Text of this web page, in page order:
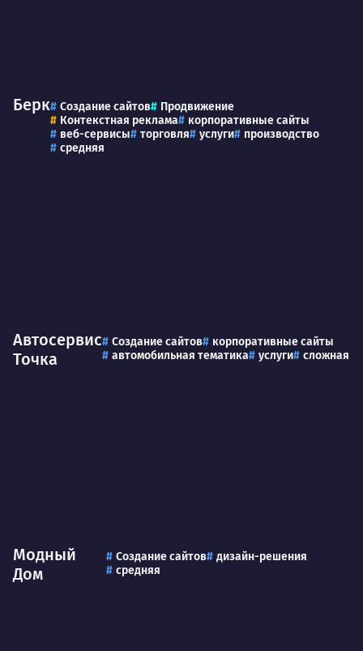
Берк Создание сайтов
Продвижение
Контекстная реклама
корпоративные сайты
веб-сервисы
торговля услуги
производство
средняя
Автосервис
Точка
Создание сайтов
корпоративные сайты
автомобильная тематика
услуги сложная
Модный
Дом
Создание сайтов
дизайн-решения
средняя